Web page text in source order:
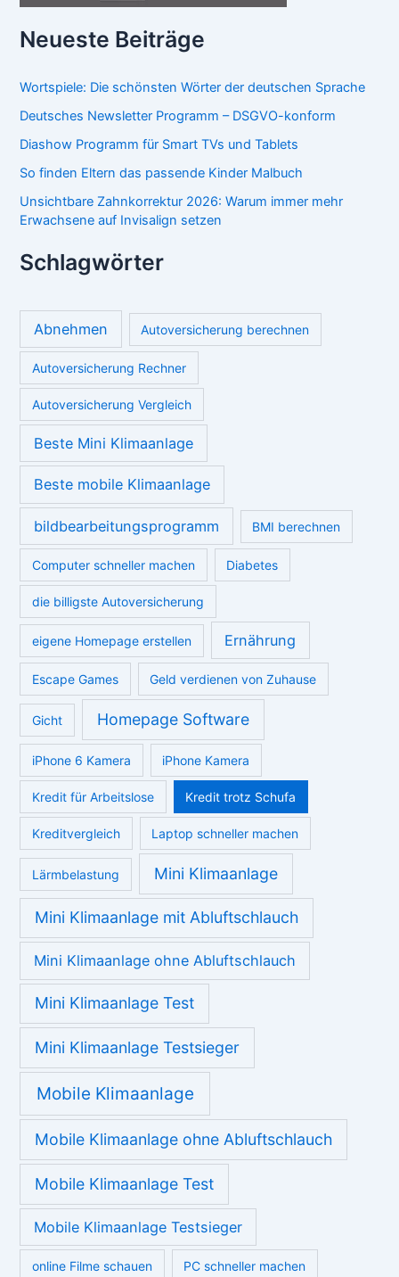
Neueste Beiträge
Wortspiele: Die schönsten Wörter der deutschen Sprache
Deutsches Newsletter Programm – DSGVO-konform
Diashow Programm für Smart TVs und Tablets
So finden Eltern das passende Kinder Malbuch
Unsichtbare Zahnkorrektur 2026: Warum immer mehr
Erwachsene auf Invisalign setzen
Schlagwörter
Abnehmen Autoversicherung berechnen
Autoversicherung Rechner
Autoversicherung Vergleich
Beste Mini Klimaanlage
Beste mobile Klimaanlage
Computer schneller machen
die billigste Autoversicherung
eigene Homepage erstellen Ernährung
Escape Games Geld verdienen von Zuhause
Gicht Homepage Software
iPhone 6 Kamera iPhone Kamera
Kredit für Arbeitslose Kredit trotz Schufa